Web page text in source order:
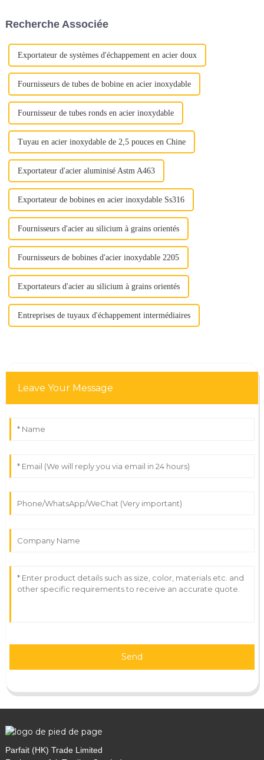
votre prise de décision.1.
Recherche Associée
Exportateur de systèmes d'échappement en acier doux
Fournisseurs de tubes de bobine en acier inoxydable
Fournisseur de tubes ronds en acier inoxydable
Tuyau en acier inoxydable de 2,5 pouces en Chine
Exportateur d'acier aluminisé Astm A463
Exportateur de bobines en acier inoxydable Ss316
Fournisseurs d'acier au silicium à grains orientés
Fournisseurs de bobines d'acier inoxydable 2205
Exportateurs d'acier au silicium à grains orientés
Entreprises de tuyaux d'échappement intermédiaires
Leave Your Message
Send
Parfait (HK) Trade Limited